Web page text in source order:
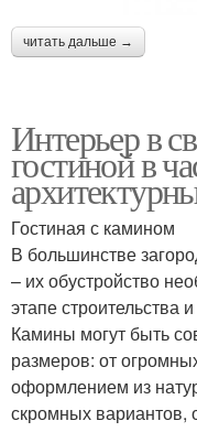
читать дальше →
Интерьер в
гостиной в
Гостиная с камином
В большинстве
– их обустройство
этапе строительства
Камины могут быть
размеров: от
оформлением из
скромных вариантов,